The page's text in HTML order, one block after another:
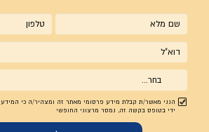
שם
מלא
טלפון
אימייל
בחר...
הנני מאשר/ת קבלת מידע פרסומי מאתר זה ומצהיר/ה כי
ידי בטופס בקשה זה, נמסר מרצוני החופשי